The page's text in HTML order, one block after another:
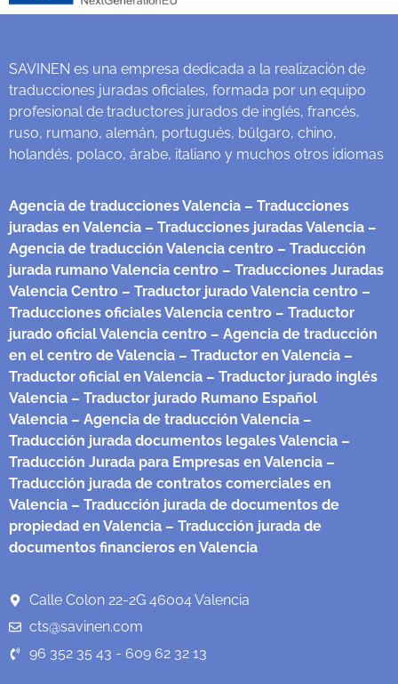
SAVINEN es una empresa dedicada a la realización de
traducciones juradas oficiales, formada por un equipo
profesional de traductores jurados de inglés, francés,
ruso, rumano, alemán, portugués, búlgaro, chino,
holandés, polaco, árabe, italiano y muchos otros idiomas
Agencia de traducciones Valencia – Traducciones
juradas en Valencia – Traducciones juradas Valencia –
Agencia de traducción Valencia centro – Traducción
jurada rumano Valencia centro – Traducciones Juradas
Valencia Centro – Traductor jurado Valencia centro –
Traducciones oficiales Valencia centro – Traductor
jurado oficial Valencia centro – Agencia de traducción
en el centro de Valencia – Traductor en Valencia –
Traductor oficial en Valencia – Traductor jurado inglés
Valencia – Traductor jurado Rumano Español
Valencia – Agencia de traducción Valencia –
Traducción jurada documentos legales Valencia –
Traducción Jurada para Empresas en Valencia –
Traducción jurada de contratos comerciales en
Valencia – Traducción jurada de documentos de
propiedad en Valencia – Traducción jurada de
documentos financieros en Valencia
Calle Colon 22-2G 46004 Valencia
cts@savinen.com
96 352 35 43 - 609 62 32 13